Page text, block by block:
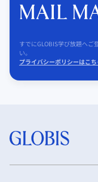
すでにGLOBIS学び放題へご
い。
プライバシーポリシーはこち